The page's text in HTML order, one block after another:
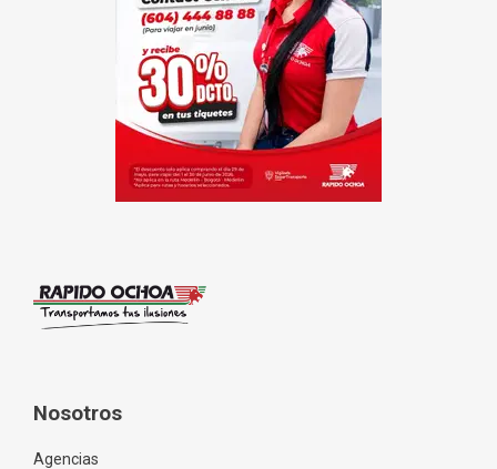
Nosotros
Agencias